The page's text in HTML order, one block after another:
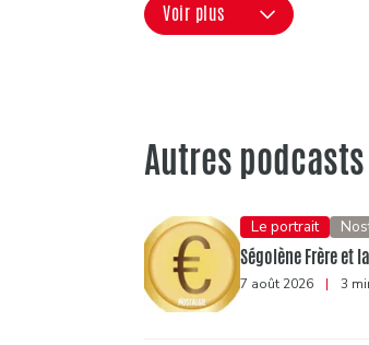
Voir plus
Autres
Le portrait
Ségolène Frère et
7 août 2026 | 3